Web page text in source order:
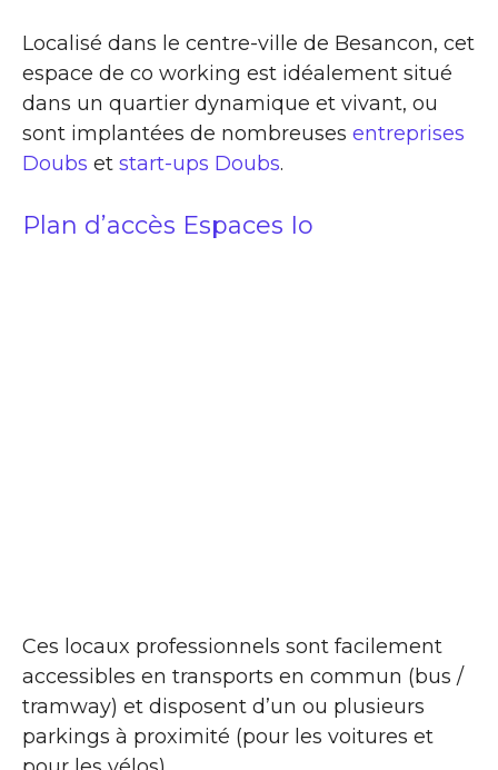
Localisé dans le centre-ville de Besancon, cet
espace de co working est idéalement situé
dans un quartier dynamique et vivant, ou
sont implantées de nombreuses entreprises
Doubs et start-ups Doubs.
Plan d’accès Espaces Io
Ces locaux professionnels sont facilement
accessibles en transports en commun (bus /
tramway) et disposent d’un ou plusieurs
parkings à proximité (pour les voitures et